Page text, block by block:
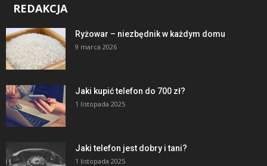
REDAKCJA
Ryżowar – niezbędnik w każdym domu
9 marca 2026
Jaki kupić telefon do 700 zł?
1 listopada 2025
Jaki telefon jest dobry i tani?
1 listopada 2025